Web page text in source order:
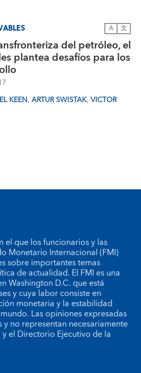
A 文
del petróleo, el
plantea desafíos para los
KEEN, ARTUR SWISTAK, VICTOR
el que los funcionarios y las
Monetario Internacional (FMI)
sobre importantes temas
de actualidad. El FMI es una
Washington D.C. que está
y cuya labor consiste en
monetaria y la estabilidad
Las opiniones expresadas
y no representan necesariamente
el Directorio Ejecutivo de la